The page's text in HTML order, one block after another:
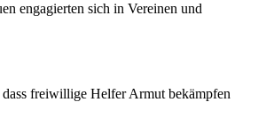
engagierten sich in Vereinen und
freiwillige Helfer Armut bekämpfen